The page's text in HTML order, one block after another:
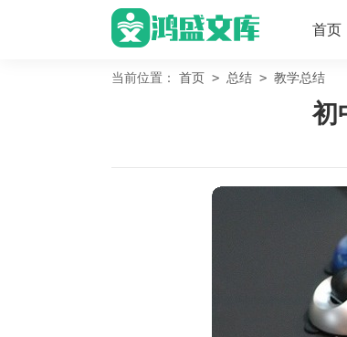
首页
当前位置： 首页 > 总结 > 教学总结
初